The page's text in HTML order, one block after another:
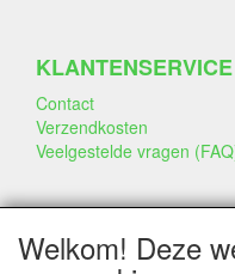
KLANTENSERVICE
Contact
Verzendkosten
Veelgestelde vragen
SOCIALE MEDIA
Welkom! Deze